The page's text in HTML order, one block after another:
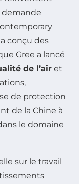
conçu des
Gree a lancé
de l’air et
de protection
de la Chine à
le domaine
sur le travail